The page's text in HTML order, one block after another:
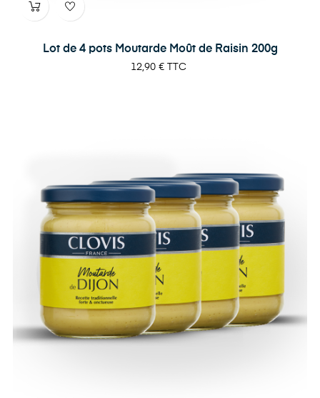
Lot de 4 pots Moutarde Moût de Raisin 200g
Prix
12,90 € TTC